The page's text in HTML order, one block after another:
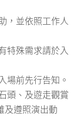
，並依照工作人
特殊需求請於入
場前先行告知。
頭、及遊走觀賞
及遵照演出動